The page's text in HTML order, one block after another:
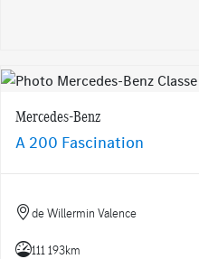
Mercedes-Benz
A 200 Fascination
de Willermin Valence
111 193km